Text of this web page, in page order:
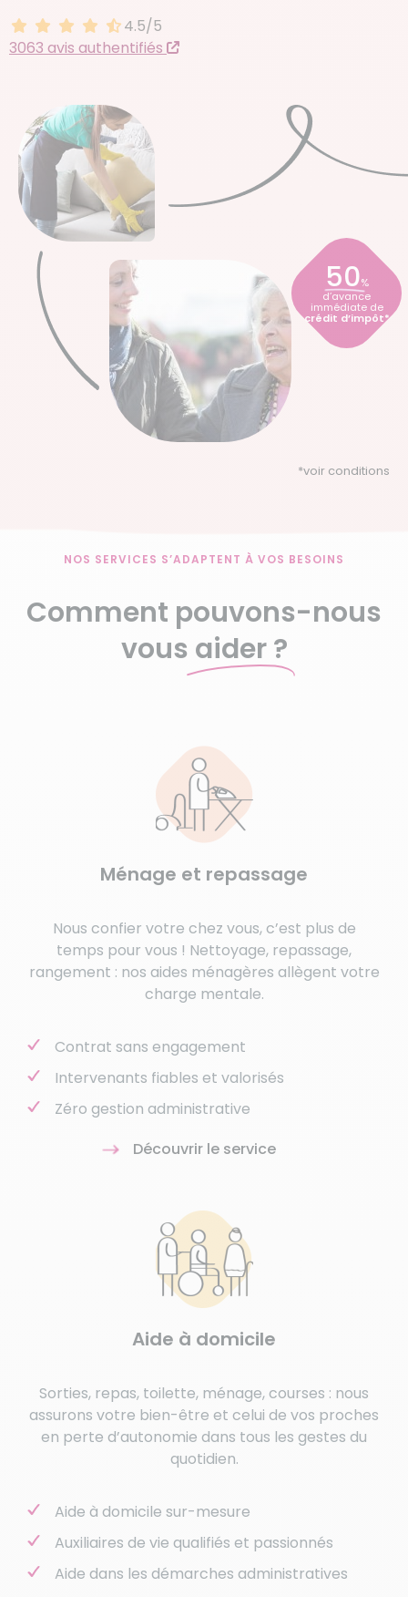
4.5 sur 5
4.5/5
3063 avis authentifiés
50%
d’avance
immédiate de
crédit d’impôt*
*voir conditions
NOS SERVICES S’ADAPTENT À VOS BESOINS
Comment pouvons-nous
vous aider ?
Ménage et repassage
Nous confier votre chez vous, c’est plus de
temps pour vous ! Nettoyage, repassage,
rangement : nos aides ménagères allègent votre
charge mentale.
Contrat sans engagement
Intervenants fiables et valorisés
Zéro gestion administrative
Découvrir le service
Aide à domicile
Sorties, repas, toilette, ménage, courses : nous
assurons votre bien-être et celui de vos proches
en perte d’autonomie dans tous les gestes du
quotidien.
Aide à domicile sur-mesure
Auxiliaires de vie qualifiés et passionnés
Aide dans les démarches administratives